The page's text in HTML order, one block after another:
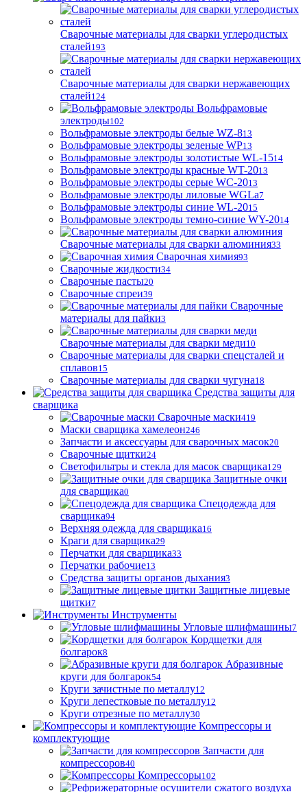
Сварочные материалы для сварки углеродистых
сталей193
Сварочные материалы для сварки нержавеющих
сталей124
Вольфрамовые
электроды102
Вольфрамовые электроды белые WZ-813
Вольфрамовые электроды зеленые WP13
Вольфрамовые электроды золотистые WL-1514
Вольфрамовые электроды красные WT-2013
Вольфрамовые электроды серые WC-2013
Вольфрамовые электроды лиловые WGLa7
Вольфрамовые электроды синие WL-2015
Вольфрамовые электроды темно-синие WY-2014
Сварочные материалы для сварки алюминия33
Сварочная химия93
Сварочные жидкости34
Сварочные пасты20
Сварочные спреи39
Сварочные
материалы для пайки3
Сварочные материалы для сварки меди10
Сварочные материалы для сварки спецсталей и
сплавов15
Сварочные материалы для сварки чугуна18
Средства защиты для
сварщика
Сварочные маски419
Маски сварщика хамелеон246
Запчасти и аксессуары для сварочных масок20
Сварочные щитки24
Светофильтры и стекла для масок сварщика129
Защитные очки
для сварщика0
Спецодежда для
сварщика94
Верхняя одежда для сварщика16
Краги для сварщика29
Перчатки для сварщика33
Перчатки рабочие13
Средства защиты органов дыхания3
Защитные лицевые
щитки7
Инструменты
Угловые шлифмашины7
Кордщетки для
болгарок8
Абразивные
круги для болгарок54
Круги зачистные по металлу12
Круги лепестковые по металлу12
Круги отрезные по металлу30
Компрессоры и
комплектующие
Запчасти для
компрессоров40
Компрессоры102